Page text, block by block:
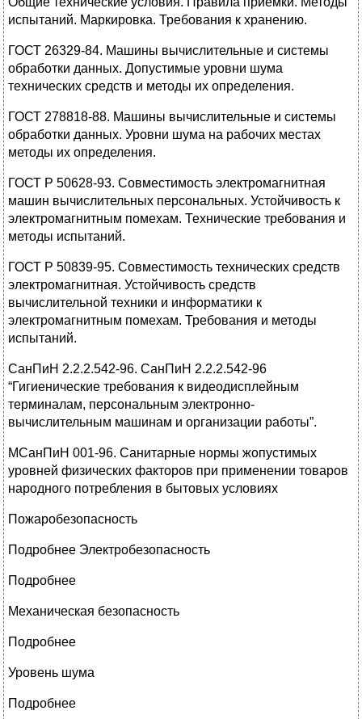
испытаний. Маркировка. Требования к хранению.
ГОСТ 26329-84. Машины вычислительные и системы
обработки данных. Допустимые уровни шума
технических средств и методы их определения.
ГОСТ 278818-88. Машины вычислительные и системы
обработки данных. Уровни шума на рабочих местах
методы их определения.
ГОСТ Р 50628-93. Совместимость электромагнитная
машин вычислительных персональных. Устойчивость к
электромагнитным помехам. Технические требования и
методы испытаний.
ГОСТ Р 50839-95. Совместимость технических средств
электромагнитная. Устойчивость средств
вычислительной техники и информатики к
электромагнитным помехам. Требования и методы
испытаний.
СанПиН 2.2.2.542-96. СанПиН 2.2.2.542-96
“Гигиенические требования к видеодисплейным
терминалам, персональным электронно-
вычислительным машинам и организации работы”.
МСанПиН 001-96. Санитарные нормы жопустимых
уровней физических факторов при применении товаров
народного потребления в бытовых условиях
Пожаробезопасность
Подробнее Электробезопасность
Подробнее
Механическая безопасность
Подробнее
Уровень шума
Подробнее